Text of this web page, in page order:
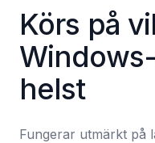
Körs på
helst
Fungerar utmärkt på